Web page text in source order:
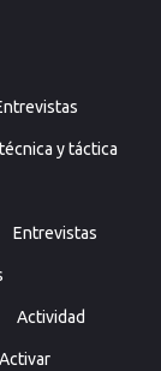
y táctica
Entrevistas
Actividad
Activar